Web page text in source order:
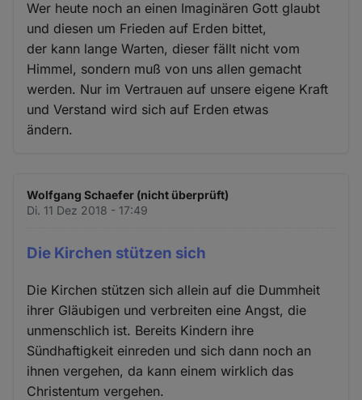
Wer heute noch an einen Imaginären Gott glaubt
und diesen um Frieden auf Erden bittet,
der kann lange Warten, dieser fällt nicht vom
Himmel, sondern muß von uns allen gemacht
werden. Nur im Vertrauen auf unsere eigene Kraft
und Verstand wird sich auf Erden etwas
ändern.
Wolfgang Schaefer (nicht überprüft)
Di. 11 Dez 2018 - 17:49
Die Kirchen stützen sich
Die Kirchen stützen sich allein auf die Dummheit
ihrer Gläubigen und verbreiten eine Angst, die
unmenschlich ist. Bereits Kindern ihre
Sündhaftigkeit einreden und sich dann noch an
ihnen vergehen, da kann einem wirklich das
Christentum vergehen.